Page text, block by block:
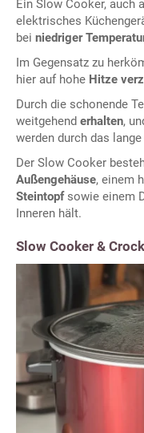
Ein Slow Cooker, auch
elektrisches
bei niedriger
Im Gegensatz zu
hier auf hohe Hitze
Durch die schonende
weitgehend erhalten,
werden durch das lange
Der Slow Cooker
Außengehäuse, einem
Steintopf sowie einem
Inneren hält.
Slow Cooker &